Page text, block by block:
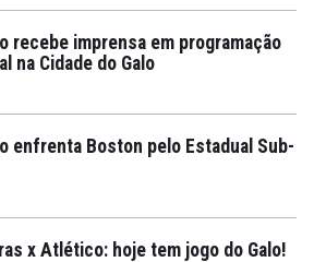
recebe imprensa em programação
na Cidade do Galo
enfrenta Boston pelo Estadual Sub-
x Atlético: hoje tem jogo do Galo!